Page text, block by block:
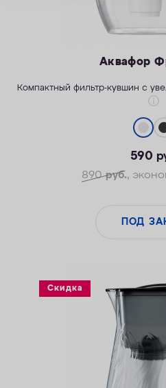
Аквафор
Компактный фильтр-кувшин с
590
890руб.,
ПОД
Скидка